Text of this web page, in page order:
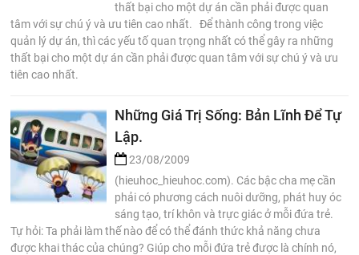
thất bại cho một dự án cần phải được quan
tâm với sự chú ý và ưu tiên cao nhất. Để thành công trong việc
quản lý dự án, thì các yếu tố quan trọng nhất có thể gây ra những
thất bại cho một dự án cần phải được quan tâm với sự chú ý và ưu
tiên cao nhất.
Những Giá Trị Sống: Bản Lĩnh Để Tự
Lập.
23/08/2009
(hieuhoc_hieuhoc.com). Các bậc cha mẹ cần
phải có phương cách nuôi dưỡng, phát huy óc
sáng tạo, trí khôn và trực giác ở mỗi đứa trẻ.
Tự hỏi: Ta phải làm thế nào để có thể đánh thức khả năng chưa
được khai thác của chúng? Giúp cho mỗi đứa trẻ được là chính nó,